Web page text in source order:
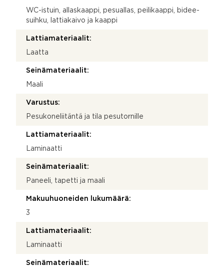
WC-istuin, allaskaappi, pesuallas, peilikaappi, bidee-
suihku, lattiakaivo ja kaappi
Lattiamateriaalit:
Laatta
Seinämateriaalit:
Maali
Varustus:
Pesukoneliitäntä ja tila pesutornille
Lattiamateriaalit:
Laminaatti
Seinämateriaalit:
Paneeli, tapetti ja maali
Makuuhuoneiden lukumäärä:
3
Lattiamateriaalit:
Laminaatti
Seinämateriaalit: